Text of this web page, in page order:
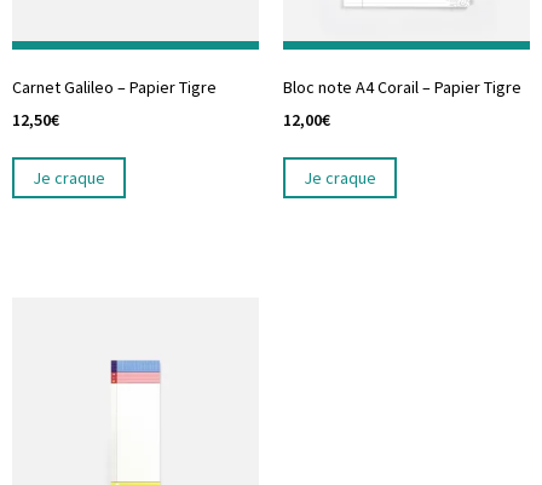
Carnet Galileo – Papier Tigre
12,50€
Je craque
Bloc note A4 Corail – Papier Tigre
12,00€
Je craque